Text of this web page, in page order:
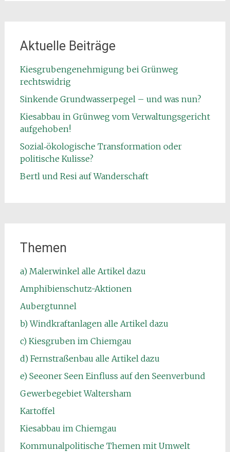
Aktuelle Beiträge
Kiesgrubengenehmigung bei Grünweg
rechtswidrig
Sinkende Grundwasserpegel – und was nun?
Kiesabbau in Grünweg vom Verwaltungsgericht
aufgehoben!
Sozial‑ökologische Transformation oder
politische Kulisse?
Bertl und Resi auf Wanderschaft
Themen
a) Malerwinkel alle Artikel dazu
Amphibienschutz-Aktionen
Aubergtunnel
b) Windkraftanlagen alle Artikel dazu
c) Kiesgruben im Chiemgau
d) Fernstraßenbau alle Artikel dazu
e) Seeoner Seen Einfluss auf den Seenverbund
Gewerbegebiet Waltersham
Kartoffel
Kiesabbau im Chiemgau
Kommunalpolitische Themen mit Umwelt